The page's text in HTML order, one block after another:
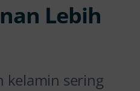
Lebih
kelamin sering